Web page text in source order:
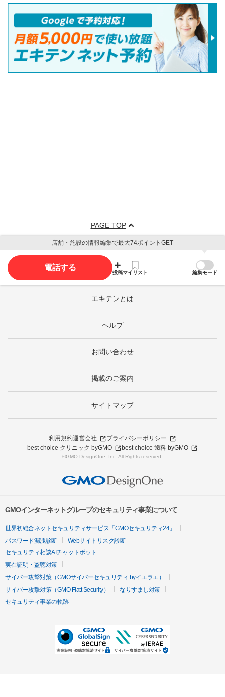
PAGE TOP
店舗・施設の情報編集で最大74ポイントGET
電話する
投稿マイリスト 編集モード
エキテンとは
ヘルプ
お問い合わせ
掲載のご案内
サイトマップ
利用規約運営会社
プライバシーポリシー
best choice クリニック byGMO
best choice 歯科 byGMO
©GMO DesignOne, Inc. All Rights reserved.
GMOインターネットグループのセキュリティ事業について
世界初総合ネットセキュリティサービス「GMOセキュリティ24」
パスワード漏洩診断
Webサイトリスク診断
セキュリティ相談AIチャットボット
実在証明・盗聴対策
サイバー攻撃対策（GMOサイバーセキュリティ byイエラエ）
サイバー攻撃対策（GMO Flatt Security）
なりすまし対策
セキュリティ事業の軌跡